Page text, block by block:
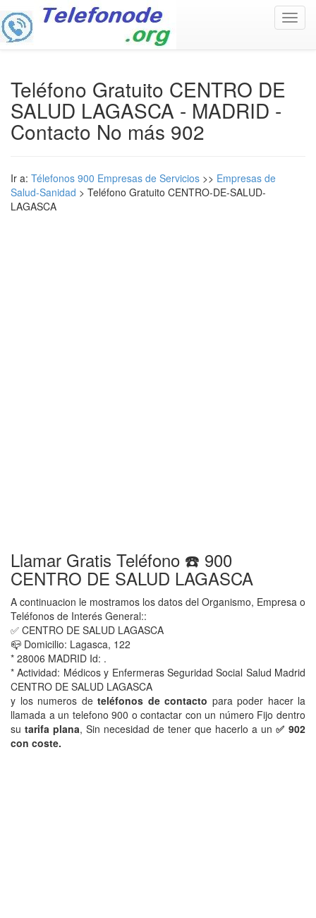
Teléfono Gratuito CENTRO DE
SALUD LAGASCA - MADRID -
Contacto No más 902
Ir a: Télefonos 900 Empresas de Servicios >> Empresas de
Salud-Sanidad > Teléfono Gratuito CENTRO-DE-SALUD-
LAGASCA
Llamar Gratis Teléfono ☎️ 900
CENTRO DE SALUD LAGASCA
A continuacion le mostramos los datos del Organismo, Empresa o
Teléfonos de Interés General::
✅ CENTRO DE SALUD LAGASCA
📪 Domicilio: Lagasca, 122
* 28006 MADRID Id: .
* Actividad: Médicos y Enfermeras Seguridad Social Salud Madrid
CENTRO DE SALUD LAGASCA
y los numeros de teléfonos de contacto para poder hacer la
llamada a un telefono 900 o contactar con un número Fijo dentro
su tarifa plana, Sin necesidad de tener que hacerlo a un ✅ 902
con coste.